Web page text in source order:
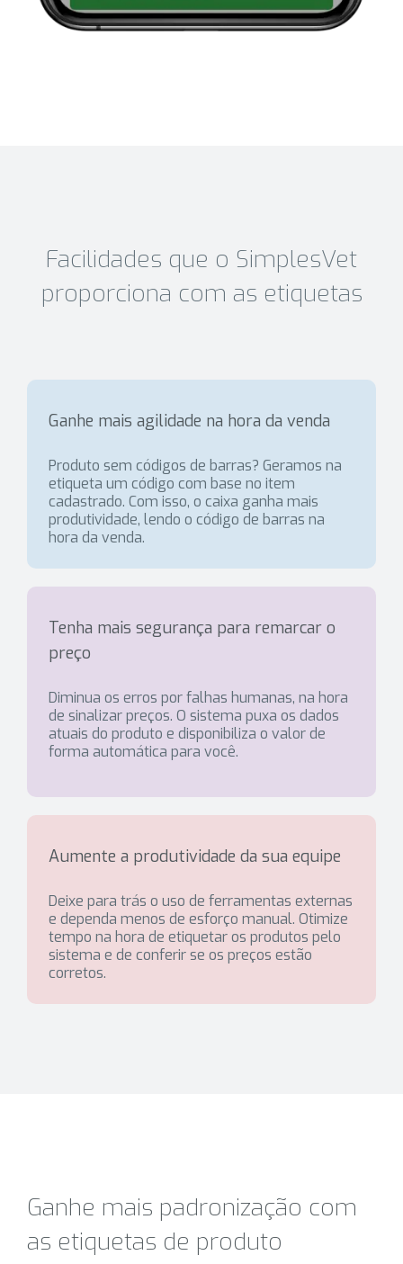
Facilidades que o SimplesVet
proporciona com as etiquetas
Ganhe mais agilidade na hora da venda
Produto sem códigos de barras? Geramos na
etiqueta um código com base no item
cadastrado. Com isso, o caixa ganha mais
produtividade, lendo o código de barras na
hora da venda.
Tenha mais segurança para remarcar o
preço
Diminua os erros por falhas humanas, na hora
de sinalizar preços. O sistema puxa os dados
atuais do produto e disponibiliza o valor de
forma automática para você.
Aumente a produtividade da sua equipe
Deixe para trás o uso de ferramentas externas
e dependa menos de esforço manual. Otimize
tempo na hora de etiquetar os produtos pelo
sistema e de conferir se os preços estão
corretos.
Ganhe mais padronização com
as etiquetas de produto